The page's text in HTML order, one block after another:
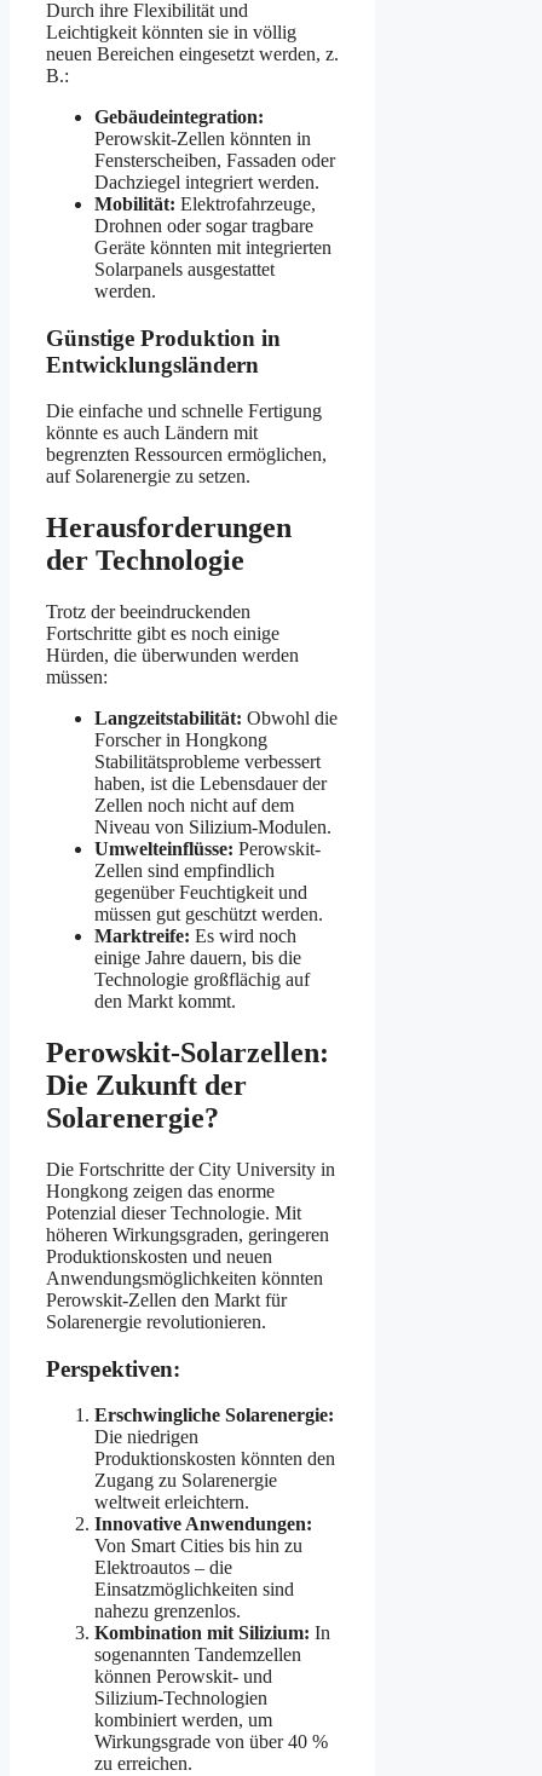
Durch ihre Flexibilität und
Leichtigkeit könnten sie in völlig
neuen Bereichen eingesetzt werden, z.
B.:
Gebäudeintegration:
Perowskit-Zellen könnten in
Fensterscheiben, Fassaden oder
Dachziegel integriert werden.
Mobilität: Elektrofahrzeuge,
Drohnen oder sogar tragbare
Geräte könnten mit integrierten
Solarpanels ausgestattet
werden.
Günstige Produktion in
Entwicklungsländern
Die einfache und schnelle Fertigung
könnte es auch Ländern mit
begrenzten Ressourcen ermöglichen,
auf Solarenergie zu setzen.
Herausforderungen
der Technologie
Trotz der beeindruckenden
Fortschritte gibt es noch einige
Hürden, die überwunden werden
müssen:
Langzeitstabilität: Obwohl die
Forscher in Hongkong
Stabilitätsprobleme verbessert
haben, ist die Lebensdauer der
Zellen noch nicht auf dem
Niveau von Silizium-Modulen.
Umwelteinflüsse: Perowskit-
Zellen sind empfindlich
gegenüber Feuchtigkeit und
müssen gut geschützt werden.
Marktreife: Es wird noch
einige Jahre dauern, bis die
Technologie großflächig auf
den Markt kommt.
Perowskit-Solarzellen:
Die Zukunft der
Solarenergie?
Die Fortschritte der City University in
Hongkong zeigen das enorme
Potenzial dieser Technologie. Mit
höheren Wirkungsgraden, geringeren
Produktionskosten und neuen
Anwendungsmöglichkeiten könnten
Perowskit-Zellen den Markt für
Solarenergie revolutionieren.
Perspektiven:
Erschwingliche Solarenergie:
Die niedrigen
Produktionskosten könnten den
Zugang zu Solarenergie
weltweit erleichtern.
Innovative Anwendungen:
Von Smart Cities bis hin zu
Elektroautos – die
Einsatzmöglichkeiten sind
nahezu grenzenlos.
Kombination mit Silizium: In
sogenannten Tandemzellen
können Perowskit- und
Silizium-Technologien
kombiniert werden, um
Wirkungsgrade von über 40 %
zu erreichen.